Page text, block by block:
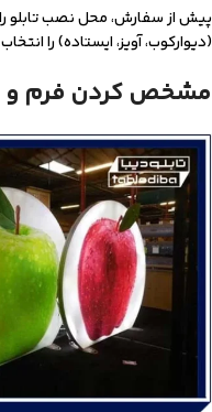
پیش از سفارش، محل نصب تابلو
(دیوارکوب، آویز، ایستاده) را
مشخص کردن فرم و